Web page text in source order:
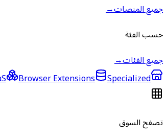
جميع المنصات→
حسب الفئة
جميع الفئات→
Browser Extensions Specialized
تصفح السوق